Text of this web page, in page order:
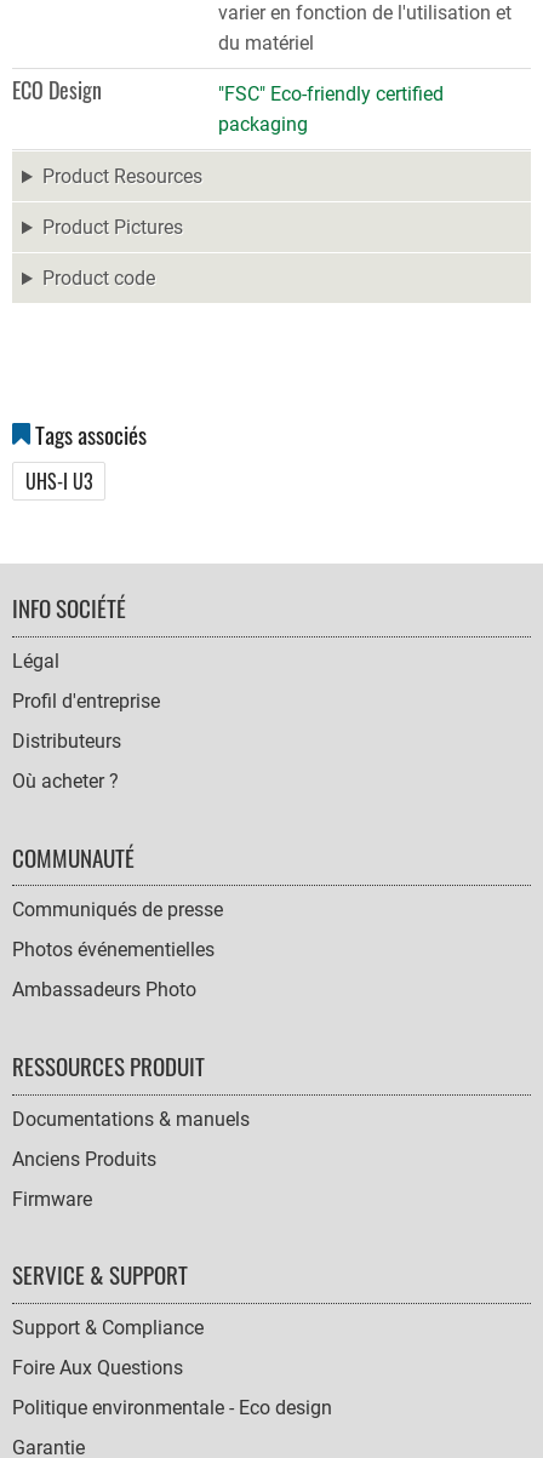
varier en fonction de l'utilisation et
du matériel
ECO Design
"FSC" Eco-friendly certified
packaging
Product Resources
Product Pictures
Product code
Tags associés
UHS-I U3
FOOTER
NAVIGATION
INFO SOCIÉTÉ
Légal
Profil d'entreprise
Distributeurs
Où acheter ?
COMMUNAUTÉ
Communiqués de presse
Photos événementielles
Ambassadeurs Photo
RESSOURCES PRODUIT
Documentations & manuels
Anciens Produits
Firmware
SERVICE & SUPPORT
Support & Compliance
Foire Aux Questions
Politique environmentale - Eco design
Garantie